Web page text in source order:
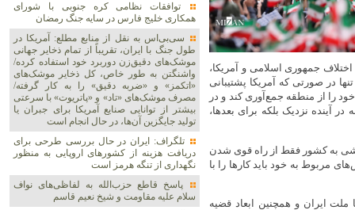
کردند: اختلاف جمهوری اسلامی و آمریکا،
در صورتی که آمریکا پشتیبانی
را از منطقه جمع‌آوری کند و در
آینده نزدیک بلکه برای بعدها،
به کشور فقط از راه قوی شدن
مربوط به خود باید کار‌ها را با
ملت ایران و همچنین ابعاد قضیه
توافقات نظامی کره جنوبی با شورای
همکاری خلیج فارس در سایه جنگ رمضان
سی‌بی‌اس به نقل از منابع مطلع: آمریکا در
طول جنگ با ایران، تقریباً از تمام ذخایر جهانی
موشک‌های دقیق‌زن دوربرد خود استفاده کرده/
واشنگتن به طور خاص، کل ذخایر موشک‌های
«اتکمز» و «ضربه دقیق» را به کار گرفته/
مصرف موشک‌های «تاد» و «پاتریوت» با سرعتی
بیشتر از توانایی صنایع آمریکا برای جبران یا
تولید جایگزین آن‌ها، در حال انجام است
تلگراف: ایران در حال بررسی طرحی برای
دریافت هزینه از کشورهای اروپایی به منظور
نگهداری از تنگه هرمز است
پاسخ قاطع حزب‌الله به لفاظی‌های نواف
سلام علیه مقاومت و شیخ نعیم قاسم